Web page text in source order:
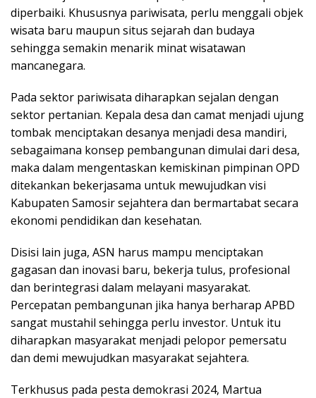
diperbaiki. Khususnya pariwisata, perlu menggali objek
wisata baru maupun situs sejarah dan budaya
sehingga semakin menarik minat wisatawan
mancanegara.
Pada sektor pariwisata diharapkan sejalan dengan
sektor pertanian. Kepala desa dan camat menjadi ujung
tombak menciptakan desanya menjadi desa mandiri,
sebagaimana konsep pembangunan dimulai dari desa,
maka dalam mengentaskan kemiskinan pimpinan OPD
ditekankan bekerjasama untuk mewujudkan visi
Kabupaten Samosir sejahtera dan bermartabat secara
ekonomi pendidikan dan kesehatan.
Disisi lain juga, ASN harus mampu menciptakan
gagasan dan inovasi baru, bekerja tulus, profesional
dan berintegrasi dalam melayani masyarakat.
Percepatan pembangunan jika hanya berharap APBD
sangat mustahil sehingga perlu investor. Untuk itu
diharapkan masyarakat menjadi pelopor pemersatu
dan demi mewujudkan masyarakat sejahtera.
Terkhusus pada pesta demokrasi 2024, Martua